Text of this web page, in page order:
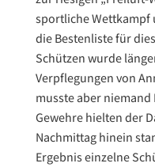
sportliche Wettkampf
die Bestenliste für
Schützen wurde
Verpflegungen von
musste aber
Gewehre hielten der
Nachmittag hinein
Ergebnis einzelne